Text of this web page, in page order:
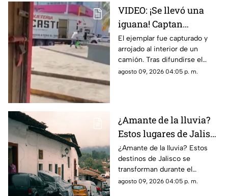
VIDEO: ¡Se llevó una
iguana! Captan
presunto robo en
Tuxpan y reportan
detención
El ejemplar fue capturado y
arrojado al interior de un
camión. Tras difundirse el
video, autoridades
agosto 09, 2026 04:05 p. m.
¿Amante de la lluvia?
Estos lugares de Jalisco
se disfrutan más
durante el temporal
¿Amante de la lluvia? Estos
destinos de Jalisco se
transforman durante el
temporal y ofrecen paisajes
agosto 09, 2026 04:05 p. m.